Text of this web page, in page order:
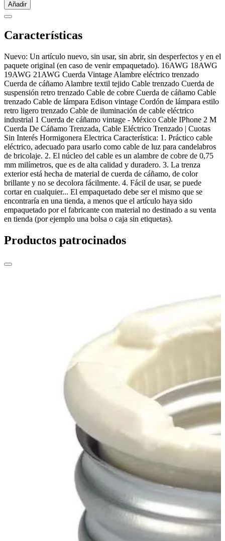
Añadir
Características
Nuevo: Un artículo nuevo, sin usar, sin abrir, sin desperfectos y en el
paquete original (en caso de venir empaquetado). 16AWG 18AWG
19AWG 21AWG Cuerda Vintage Alambre eléctrico trenzado
Cuerda de cáñamo Alambre textil tejido Cable trenzado Cuerda de
suspensión retro trenzado Cable de cobre Cuerda de cáñamo Cable
trenzado Cable de lámpara Edison vintage Cordón de lámpara estilo
retro ligero trenzado Cable de iluminación de cable eléctrico
industrial 1 Cuerda de cáñamo vintage - México Cable IPhone 2 M
Cuerda De Cáñamo Trenzada, Cable Eléctrico Trenzado | Cuotas
Sin Interés Hormigonera Electrica Característica: 1. Práctico cable
eléctrico, adecuado para usarlo como cable de luz para candelabros
de bricolaje. 2. El núcleo del cable es un alambre de cobre de 0,75
mm milímetros, que es de alta calidad y duradero. 3. La trenza
exterior está hecha de material de cuerda de cáñamo, de color
brillante y no se decolora fácilmente. 4. Fácil de usar, se puede
cortar en cualquier... El empaquetado debe ser el mismo que se
encontraría en una tienda, a menos que el artículo haya sido
empaquetado por el fabricante con material no destinado a su venta
en tienda (por ejemplo una bolsa o caja sin etiquetas).
Productos patrocinados